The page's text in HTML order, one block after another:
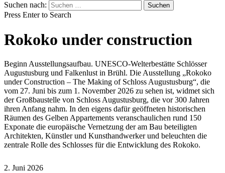
Suchen nach:
Press Enter to Search
Rokoko under construction
Beginn Ausstellungsaufbau. UNESCO-Welterbestätte Schlösser
Augustusburg und Falkenlust in Brühl. Die Ausstellung „Rokoko
under Construction – The Making of Schloss Augustusburg“, die
vom 27. Juni bis zum 1. November 2026 zu sehen ist, widmet sich
der Großbaustelle von Schloss Augustusburg, die vor 300 Jahren
ihren Anfang nahm. In den eigens dafür geöffneten historischen
Räumen des Gelben Appartements veranschaulichen rund 150
Exponate die europäische Vernetzung der am Bau beteiligten
Architekten, Künstler und Kunsthandwerker und beleuchten die
zentrale Rolle des Schlosses für die Entwicklung des Rokoko.
2. Juni 2026